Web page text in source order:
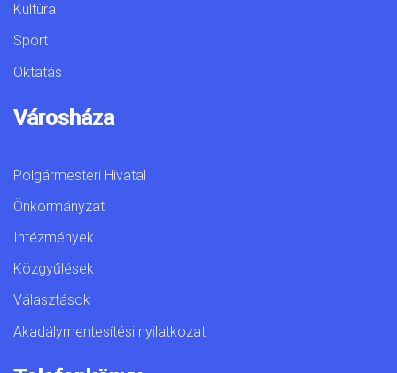
Kultúra
Sport
Oktatás
Városháza
Polgármesteri Hivatal
Önkormányzat
Intézmények
Közgyűlések
Választások
Akadálymentesítési nyilatkozat